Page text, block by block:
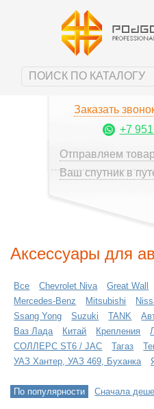
Заказать
+7
Отправляем
Ваш спутник в
Аксессуары для
Все Chevrolet Niva Great Wall
Mercedes-Benz
Mitsubishi
Ssang Yong
Suzuki TANK
Ваз Лада
Китай Крепления
СОЛЛЕРС ST6 / JAC
Тагаз
УАЗ Хантер, УАЗ 469, Буханка
По популярности Сначала